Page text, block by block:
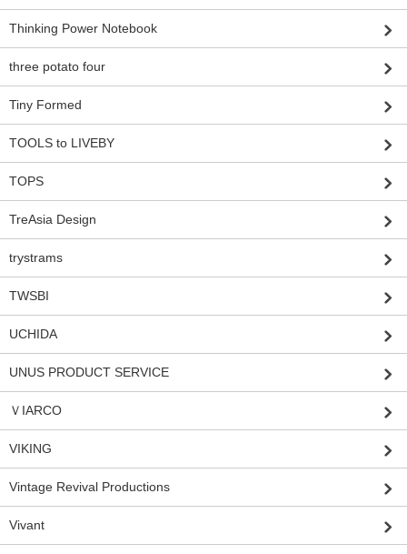
Thinking Power Notebook
three potato four
Tiny Formed
TOOLS to LIVEBY
TOPS
TreAsia Design
trystrams
TWSBI
UCHIDA
UNUS PRODUCT SERVICE
ＶIARCO
VIKING
Vintage Revival Productions
Vivant